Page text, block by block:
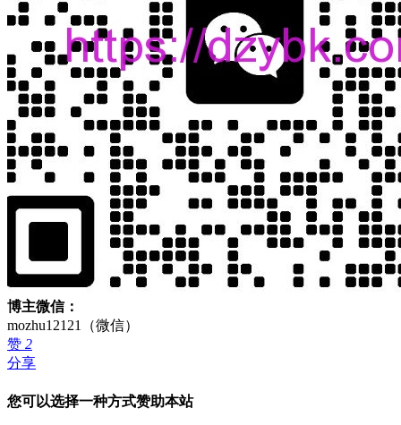
博主微信：
mozhu12121（微信）
赞 2
分享
您可以选择一种方式赞助本站